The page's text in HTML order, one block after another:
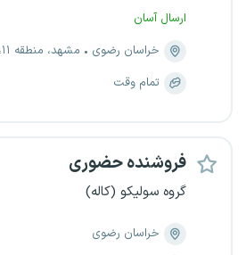
ارسال آسان
خراسان رضوی
مشهد، منطقه ۱۱، صدف
تمام وقت
فروشنده حضوری
گروه سولیکو (کاله)
خراسان رضوی